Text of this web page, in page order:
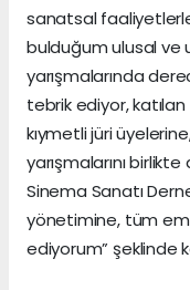
sanatsal
bulduğum ulusal ve
yarışmalarında
tebrik ediyor,
kıymetli jüri
yarışmalarını
Sinema Sanatı
yönetimine, tüm
ediyorum” şeklinde